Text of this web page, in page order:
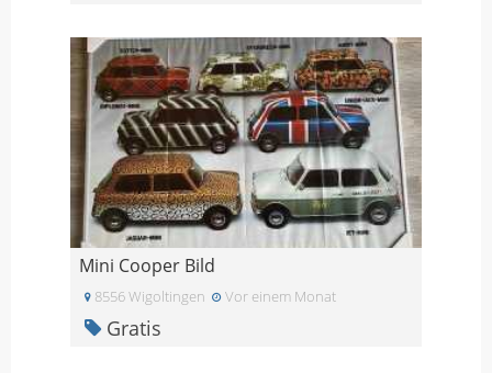
Mini Cooper Bild
8556 Wigoltingen Vor einem Monat
Gratis